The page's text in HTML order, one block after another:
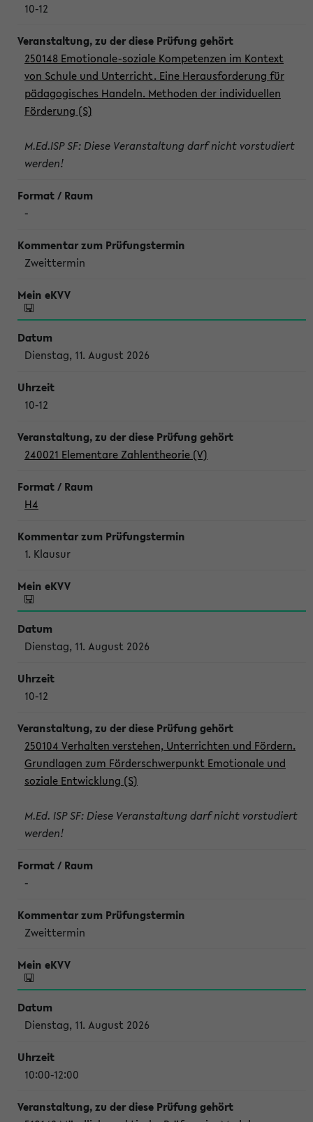
10-12
250148 Emotionale-soziale Kompetenzen im Kontext
von Schule und Unterricht. Eine Herausforderung für
pädagogisches Handeln. Methoden der individuellen
Förderung (S)
M.Ed.ISP SF: Diese Veranstaltung darf nicht vorstudiert
werden!
-
Zweittermin
Dienstag, 11. August 2026
10-12
240021 Elementare Zahlentheorie (V)
H4
1. Klausur
Dienstag, 11. August 2026
10-12
250104 Verhalten verstehen, Unterrichten und Fördern.
Grundlagen zum Förderschwerpunkt Emotionale und
soziale Entwicklung (S)
M.Ed. ISP SF: Diese Veranstaltung darf nicht vorstudiert
werden!
-
Zweittermin
Dienstag, 11. August 2026
10:00-12:00